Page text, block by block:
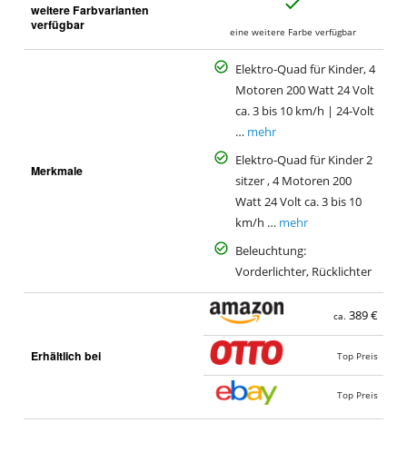
weitere Farbvarianten
verfügbar
eine weitere Farbe verfügbar
Merkmale
Elektro-Quad für Kinder, 4
Motoren 200 Watt 24 Volt
ca. 3 bis 10 km/h | 24-Volt
… mehr
Elektro-Quad für Kinder 2
sitzer , 4 Motoren 200
Watt 24 Volt ca. 3 bis 10
km/h … mehr
Beleuchtung:
Vorderlichter, Rücklichter
Erhältlich bei
ca. 389 €
Top Preis
Top Preis